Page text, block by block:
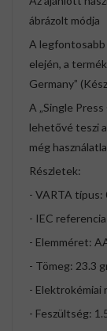
ábrázolt módja
A
elején, a
Germany”
A „Single
lehetővé teszi
még
Részletek:
- VARTA típus:
- IEC
- Elemméret:
- Tömeg: 23.3
- Elektrokémiai
- Feszültség: